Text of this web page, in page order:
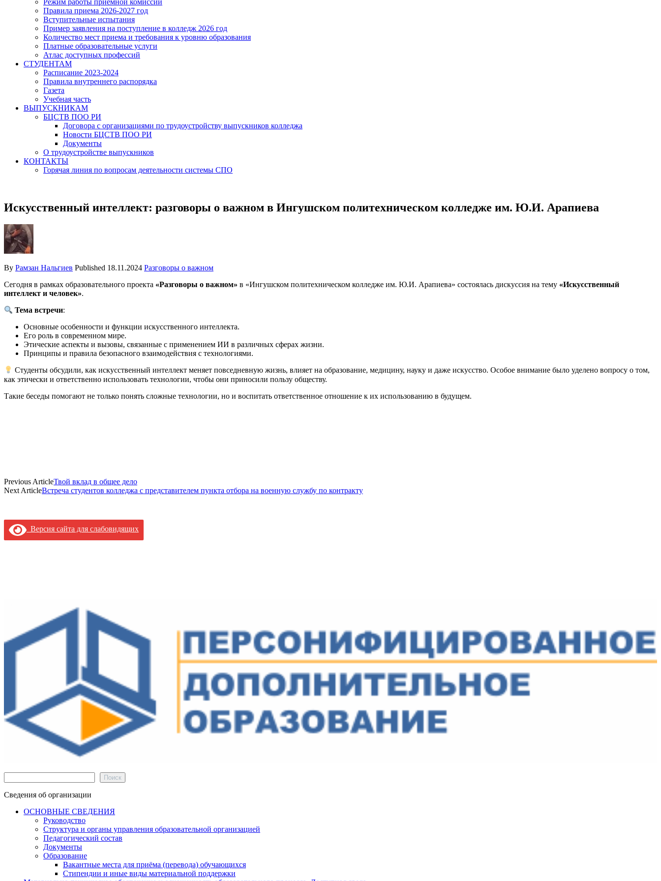
Режим работы приёмной комиссии
Правила приема 2026-2027 год
Вступительные испытания
Пример заявления на поступление в колледж 2026 год
Количество мест приема и требования к уровню образования
Платные образовательные услуги
Атлас доступных профессий
СТУДЕНТАМ
Расписание 2023-2024
Правила внутреннего распорядка
Газета
Учебная часть
ВЫПУСКНИКАМ
БЦСТВ ПОО РИ
Договора с организациями по трудоустройству выпускников колледжа
Новости БЦСТВ ПОО РИ
Документы
О трудоустройстве выпускников
КОНТАКТЫ
Горячая линия по вопросам деятельности системы СПО
Искусственный интеллект: разговоры о важном в Ингушском политехническом колледже им. Ю.И. Арапиева
By Рамзан Нальгиев Published 18.11.2024 Разговоры о важном
Сегодня в рамках образовательного проекта «Разговоры о важном» в «Ингушском политехническом колледже им. Ю.И. Арапиева» состоялась дискуссия на тему «Искусственный
интеллект и человек».
Тема встречи:
Основные особенности и функции искусственного интеллекта.
Его роль в современном мире.
Этические аспекты и вызовы, связанные с применением ИИ в различных сферах жизни.
Принципы и правила безопасного взаимодействия с технологиями.
Студенты обсудили, как искусственный интеллект меняет повседневную жизнь, влияет на образование, медицину, науку и даже искусство. Особое внимание было уделено вопросу о том,
как этически и ответственно использовать технологии, чтобы они приносили пользу обществу.
Такие беседы помогают не только понять сложные технологии, но и воспитать ответственное отношение к их использованию в будущем.
Previous ArticleТвой вклад в общее дело
Next ArticleВстреча студентов колледжа с представителем пункта отбора на военную службу по контракту
Версия сайта для слабовидящих
Поиск
Сведения об организации
ОСНОВНЫЕ СВЕДЕНИЯ
Руководство
Структура и органы управления образовательной организацией
Педагогический состав
Документы
Образование
Вакантные места для приёма (перевода) обучающихся
Стипендии и иные виды материальной поддержки